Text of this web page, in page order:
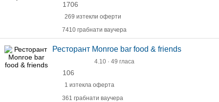
1706
269 изтекли оферти
7410 грабнати ваучера
Ресторант Monroe bar food & friends
4.10 · 49 гласа
106
1 изтекла оферта
361 грабнати ваучера